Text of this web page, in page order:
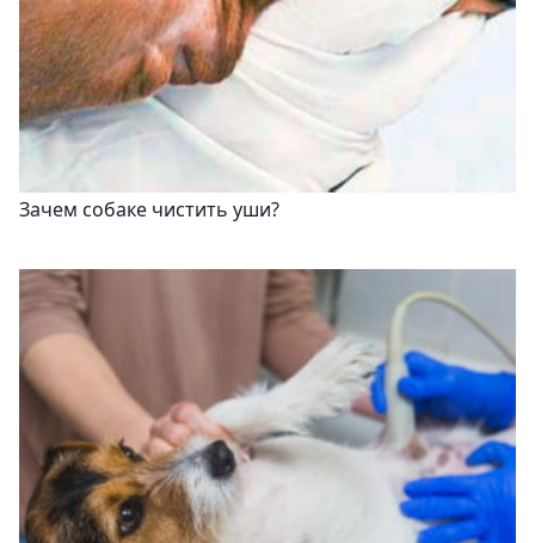
Зачем собаке чистить уши?